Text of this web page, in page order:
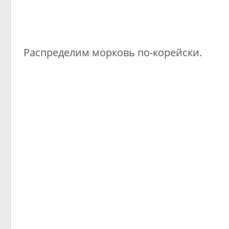
Распределим морковь по-корейски.